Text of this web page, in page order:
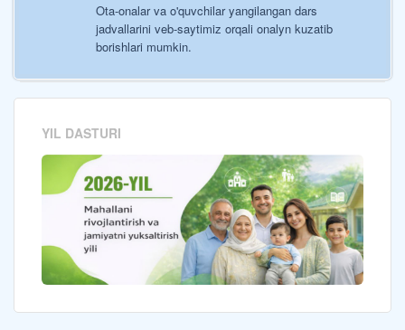
Ota-onalar va o'quvchilar yangilangan dars
jadvallarini veb-saytimiz orqali onalyn kuzatib
borishlari mumkin.
YIL DASTURI